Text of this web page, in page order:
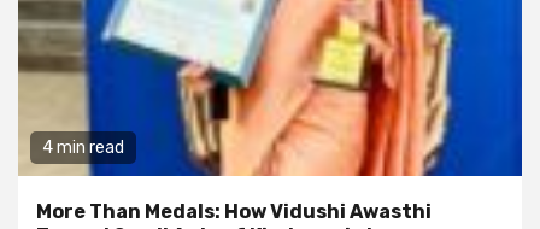
4 min read
More Than Medals: How Vidushi Awasthi